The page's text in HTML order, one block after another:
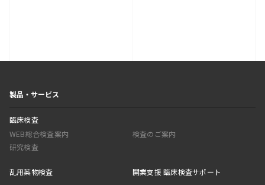
製品・サービス
臨床検査
WEB総合検査案内
検査のご案内
研究検査
乱用薬物検査
開業支援 臨床検査サポート